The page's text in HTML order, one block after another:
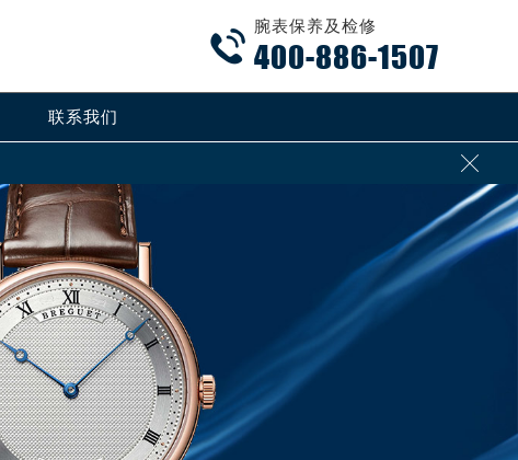

腕表保养及检修
400-886-1507
联系我们
